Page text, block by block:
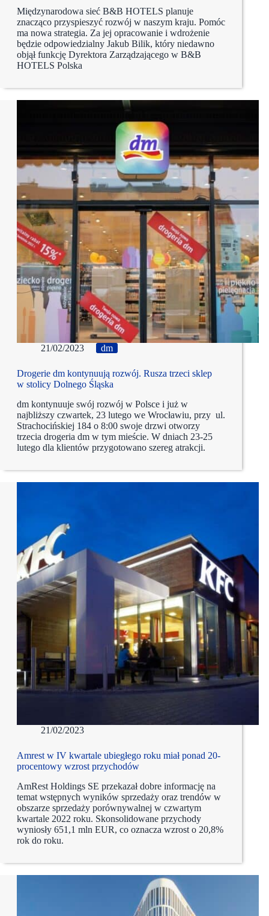
Międzynarodowa sieć B&B HOTELS planuje
znacząco przyspieszyć rozwój w naszym kraju. Pomóc
ma nowa strategia. Za jej opracowanie i wdrożenie
będzie odpowiedzialny Jakub Bilik, który niedawno
objął funkcję Dyrektora Zarządzającego w B&B
HOTELS Polska
21/02/2023 dm
Drogerie dm kontynuują rozwój. Rusza trzeci sklep
w stolicy Dolnego Śląska
dm kontynuuje swój rozwój w Polsce i już w
najbliższy czwartek, 23 lutego we Wrocławiu, przy ul.
Strachocińskiej 184 o 8:00 swoje drzwi otworzy
trzecia drogeria dm w tym mieście. W dniach 23-25
lutego dla klientów przygotowano szereg atrakcji.
21/02/2023
Amrest w IV kwartale ubiegłego roku miał ponad 20-
procentowy wzrost przychodów
AmRest Holdings SE przekazał dobre informację na
temat wstępnych wyników sprzedaży oraz trendów w
obszarze sprzedaży porównywalnej w czwartym
kwartale 2022 roku. Skonsolidowane przychody
wyniosły 651,1 mln EUR, co oznacza wzrost o 20,8%
rok do roku.